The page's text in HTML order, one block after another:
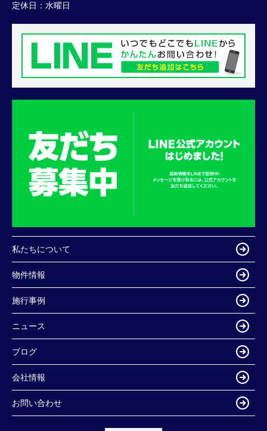
定休日： 水曜日
私たちについて
物件情報
施行事例
ニュース
ブログ
会社情報
お問い合わせ